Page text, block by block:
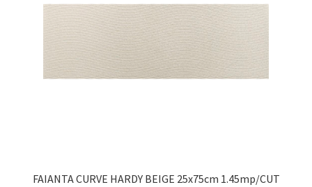
FAIANTA CURVE HARDY BEIGE 25x75cm 1.45mp/CUT